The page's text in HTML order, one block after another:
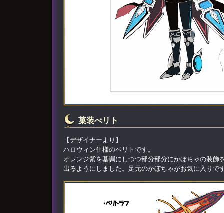
菓装べリト
【デザイナーより】
ハロウィン仕様のベリトです。
オレンジ紫を基調にしつつ部分部分にかぼちゃの装飾
出るようにしました。足元のかぼちゃがお気に入りで